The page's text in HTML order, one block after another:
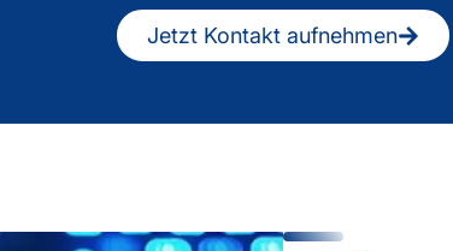
Jetzt Kontakt aufnehmen